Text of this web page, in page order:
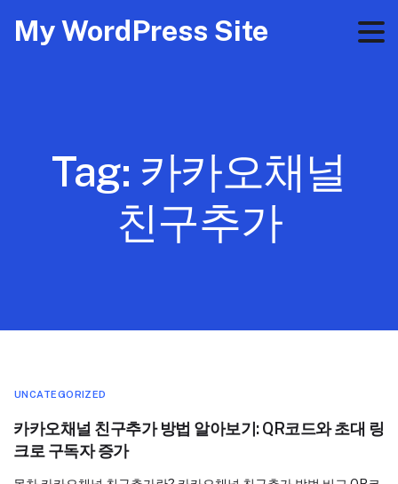
My WordPress Site
Tag: 카카오채널
친구추가
UNCATEGORIZED
카카오채널 친구추가 방법 알아보기: QR코드와 초대 링
크로 구독자 증가